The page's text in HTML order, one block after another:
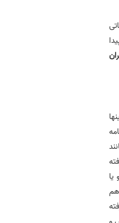
اینها
نامه